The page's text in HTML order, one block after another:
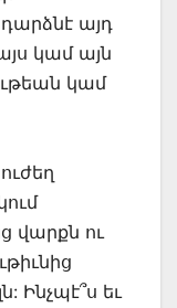
այդ
կամ այն
կամ
վարքն ու
Ինչպէ՞ս եւ